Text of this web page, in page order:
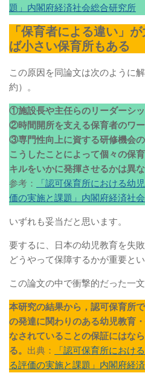
題」内閣府経済社会総合研究所
「保育者による違い」
ば小さい保育所もある
この原因を同論文は次のように
約）。
①施設長や主任らのリーダーシ
②時間開所を支える保育者のワ
③専門性向上に資する研修機会
こうしたことによって個々の保
キルをいかに発揮させるかは異
参考：
「認可保育所における幼
価の実施と課題」内閣府経済社
いずれも妥当だと思います。
要するに、日本の幼児教育を失
どうやって保障するかが重要とい
この論文の中で衝撃的だった一文
本研究の結果から，認可保育所
の発達に関わりのある幼児教育
なされていることの保証にはな
る。 出典：
「認可保育所におけ
る評価の実施と課題」内閣府経